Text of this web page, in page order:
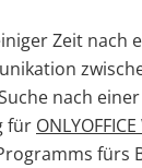
Zeit nach
nach
für
fürs